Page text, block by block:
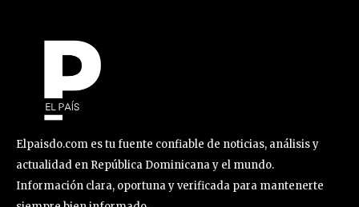
Elpaisdo.com es tu fuente confiable de noticias, análisis y
actualidad en República Dominicana y el mundo.
Información clara, oportuna y verificada para mantenerte